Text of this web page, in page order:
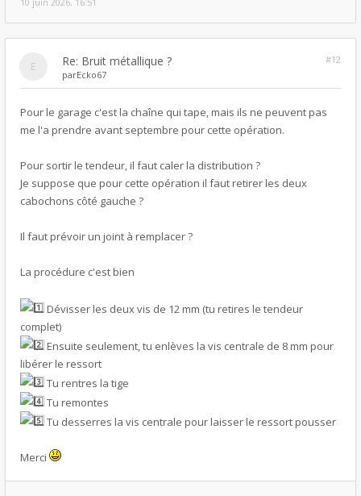
Re: Bruit métallique ?
#12
parEcko67
Pour le garage c'est la chaîne qui tape, mais ils ne peuvent pas
me l'a prendre avant septembre pour cette opération.
Pour sortir le tendeur, il faut caler la distribution ?
Je suppose que pour cette opération il faut retirer les deux
cabochons côté gauche ?
Il faut prévoir un joint à remplacer ?
La procédure c'est bien
Dévisser les deux vis de 12 mm (tu retires le tendeur
complet)
Ensuite seulement, tu enlèves la vis centrale de 8 mm pour
libérer le ressort
Tu rentres la tige
Tu remontes
Tu desserres la vis centrale pour laisser le ressort pousser
Merci